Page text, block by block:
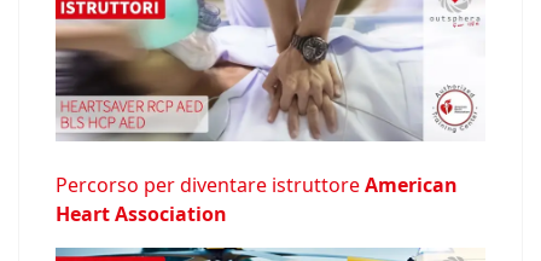
Percorso per diventare istruttoreAmerican
Heart Association